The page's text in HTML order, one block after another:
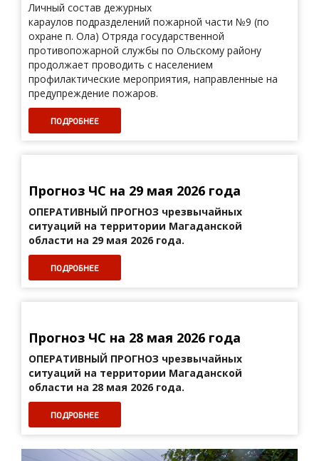
Личный состав дежурных
караулов подразделений пожарной части №9 (по
охране п. Ола) Отряда государственной
противопожарной службы по Ольскому району
продолжает проводить с населением
профилактические мероприятия, направленные на
предупреждение пожаров.
ПОДРОБНЕЕ
Прогноз ЧС на 29 мая 2026 года
ОПЕРАТИВНЫЙ ПРОГНОЗ чрезвычайных
ситуаций на территории Магаданской
области на 29 мая 2026 года.
ПОДРОБНЕЕ
Прогноз ЧС на 28 мая 2026 года
ОПЕРАТИВНЫЙ ПРОГНОЗ чрезвычайных
ситуаций на территории Магаданской
области на 28 мая 2026 года.
ПОДРОБНЕЕ